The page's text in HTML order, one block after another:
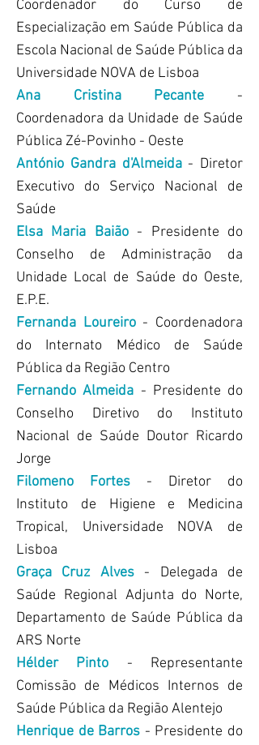
Coordenador do Curso de
Especialização em Saúde Pública da
Escola Nacional de Saúde Pública da
Universidade NOVA de Lisboa
Ana Cristina Pecante -
Coordenadora da Unidade de Saúde
Pública Zé-Povinho - Oeste
António Gandra d'Almeida- Diretor
Executivo do Serviço Nacional de
Saúde
Elsa Maria Baião- Presidente do
Conselho de Administração da
Unidade Local de Saúde do Oeste,
E.P.E.
Fernanda Loureiro- Coordenadora
do Internato Médico de Saúde
Pública da Região Centro
Fernando Almeida - Presidente do
Conselho Diretivo do Instituto
Nacional de Saúde Doutor Ricardo
Jorge
Filomeno Fortes - Diretor do
Instituto de Higiene e Medicina
Tropical, Universidade NOVA de
Lisboa
Graça Cruz Alves- Delegada de
Saúde Regional Adjunta do Norte,
Departamento de Saúde Pública da
ARS Norte
Hélder Pinto - Representante
Comissão de Médicos Internos de
Saúde Pública da Região Alentejo
Henrique de Barros - Presidente do